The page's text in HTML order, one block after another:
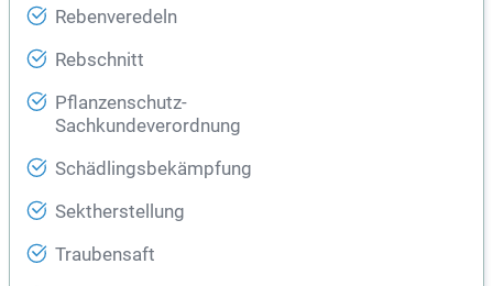
Rebenveredeln
Rebschnitt
Pflanzenschutz-
Sachkundeverordnung
Schädlingsbekämpfung
Sektherstellung
Traubensaft